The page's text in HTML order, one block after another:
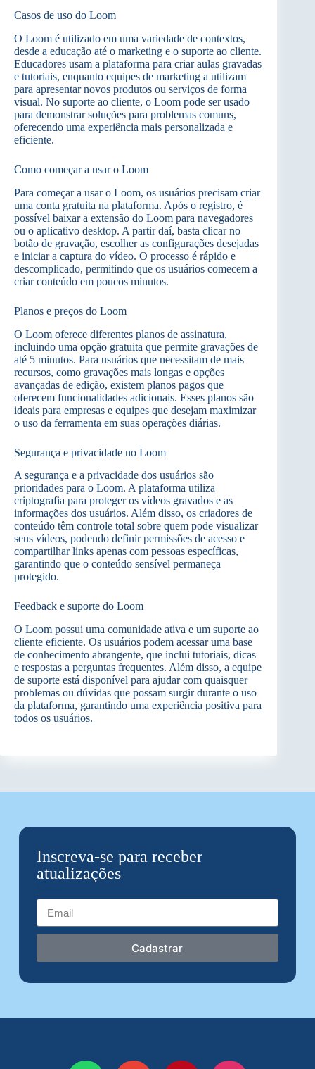
Casos de uso do Loom
O Loom é utilizado em uma variedade de contextos,
desde a educação até o marketing e o suporte ao cliente.
Educadores usam a plataforma para criar aulas gravadas
e tutoriais, enquanto equipes de marketing a utilizam
para apresentar novos produtos ou serviços de forma
visual. No suporte ao cliente, o Loom pode ser usado
para demonstrar soluções para problemas comuns,
oferecendo uma experiência mais personalizada e
eficiente.
Como começar a usar o Loom
Para começar a usar o Loom, os usuários precisam criar
uma conta gratuita na plataforma. Após o registro, é
possível baixar a extensão do Loom para navegadores
ou o aplicativo desktop. A partir daí, basta clicar no
botão de gravação, escolher as configurações desejadas
e iniciar a captura do vídeo. O processo é rápido e
descomplicado, permitindo que os usuários comecem a
criar conteúdo em poucos minutos.
Planos e preços do Loom
O Loom oferece diferentes planos de assinatura,
incluindo uma opção gratuita que permite gravações de
até 5 minutos. Para usuários que necessitam de mais
recursos, como gravações mais longas e opções
avançadas de edição, existem planos pagos que
oferecem funcionalidades adicionais. Esses planos são
ideais para empresas e equipes que desejam maximizar
o uso da ferramenta em suas operações diárias.
Segurança e privacidade no Loom
A segurança e a privacidade dos usuários são
prioridades para o Loom. A plataforma utiliza
criptografia para proteger os vídeos gravados e as
informações dos usuários. Além disso, os criadores de
conteúdo têm controle total sobre quem pode visualizar
seus vídeos, podendo definir permissões de acesso e
compartilhar links apenas com pessoas específicas,
garantindo que o conteúdo sensível permaneça
protegido.
Feedback e suporte do Loom
O Loom possui uma comunidade ativa e um suporte ao
cliente eficiente. Os usuários podem acessar uma base
de conhecimento abrangente, que inclui tutoriais, dicas
e respostas a perguntas frequentes. Além disso, a equipe
de suporte está disponível para ajudar com quaisquer
problemas ou dúvidas que possam surgir durante o uso
da plataforma, garantindo uma experiência positiva para
todos os usuários.
Inscreva-se para receber
atualizações
Cadastrar